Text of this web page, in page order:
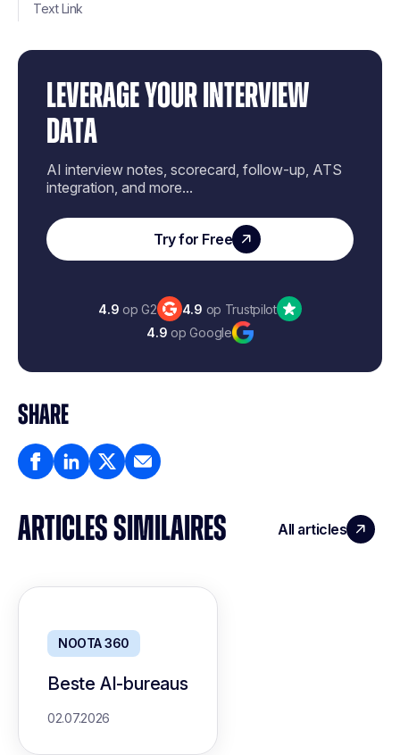
Text Link
LEVERAGE YOUR INTERVIEW
DATA
AI interview notes, scorecard, follow-up, ATS
integration, and more...
Try for Free
4.9 op G2 4.9 op Trustpilot
4.9 op Google
SHARE
ARTICLES SIMILAIRES All articles
NOOTA 360
Beste AI-bureaus
02.07.2026